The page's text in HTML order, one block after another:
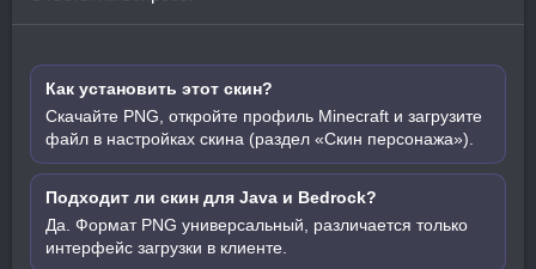
Как установить этот скин?
Скачайте PNG, откройте профиль Minecraft и загрузите
файл в настройках скина (раздел «Скин персонажа»).
Подходит ли скин для Java и Bedrock?
Да. Формат PNG универсальный, различается только
интерфейс загрузки в клиенте.